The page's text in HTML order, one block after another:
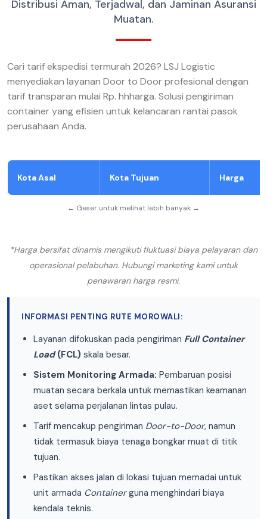
Distribusi Aman, Terjadwal, dan Jaminan Asuransi
Muatan.
Cari tarif ekspedisi termurah 2026? LSJ Logistic
menyediakan layanan Door to Door profesional dengan
tarif transparan mulai Rp. hhharga. Solusi pengiriman
container yang efisien untuk kelancaran rantai pasok
perusahaan Anda.
Kota Asal Kota Tujuan Harga
← Geser untuk melihat lebih banyak →
*Harga bersifat dinamis mengikuti fluktuasi biaya pelayaran dan
operasional pelabuhan. Hubungi marketing kami untuk
penawaran harga resmi.
INFORMASI PENTING RUTE MOROWALI:
Layanan difokuskan pada pengiriman Full Container
Load(FCL) skala besar.
Sistem Monitoring Armada: Pembaruan posisi
muatan secara berkala untuk memastikan keamanan
aset selama perjalanan lintas pulau.
Tarif mencakup pengiriman Door-to-Door, namun
tidak termasuk biaya tenaga bongkar muat di titik
tujuan.
Pastikan akses jalan di lokasi tujuan memadai untuk
unit armada Containerguna menghindari biaya
kendala teknis.